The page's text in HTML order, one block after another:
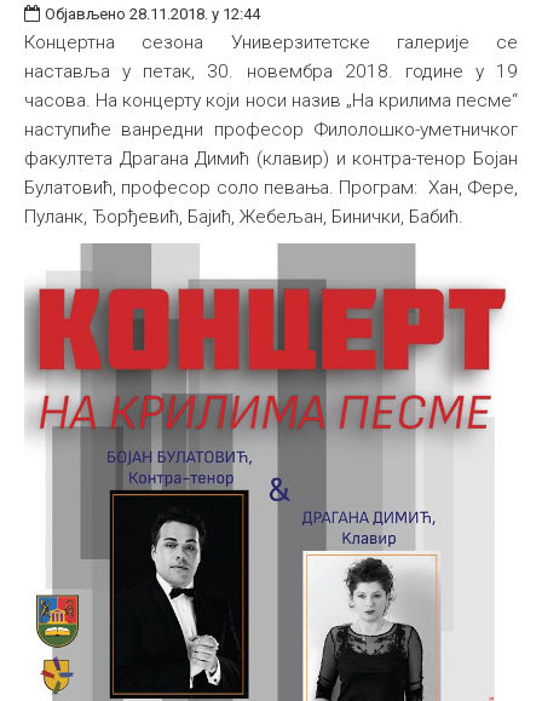
Објављено 28.11.2018. у 12:44
Концертна сезона Универзитетске галерије се
наставља у петак, 30. новембра 2018. године у 19
часова. На концерту који носи назив „На крилима песме“
наступиће ванредни професор Филолошко-уметничког
факултета Драгана Димић (клавир) и контра-тенор Бојан
Булатовић, професор соло певања. Програм: Хан, Фере,
Пуланк, Ђорђевић, Бајић, Жебељан, Бинички, Бабић.